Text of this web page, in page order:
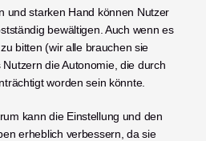
und starken Hand können Nutzer
bewältigen. Auch wenn es
bitten (wir alle brauchen sie
die Autonomie, die durch
worden sein könnte.
kann die Einstellung und den
erheblich verbessern, da sie